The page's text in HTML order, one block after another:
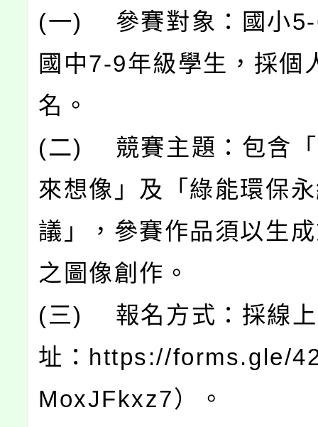
(一) 參賽對象：國小5-
國中7-9年級學生，採個
名。
(二) 競賽主題：包含「
來想像」及「綠能環保
議」，參賽作品須以生
之圖像創作。
(三) 報名方式：採線上
址：https://forms.gle/
MoxJFkxz7）。